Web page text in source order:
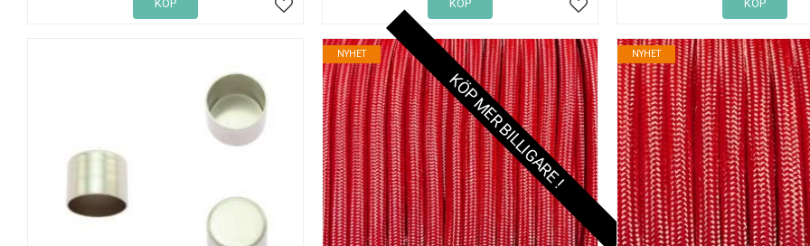
Lägg till i favoriter
KÖP
Lägg till i favoriter
KÖP KÖP
NYHET
KÖP MER BILLIGARE !
NYHET